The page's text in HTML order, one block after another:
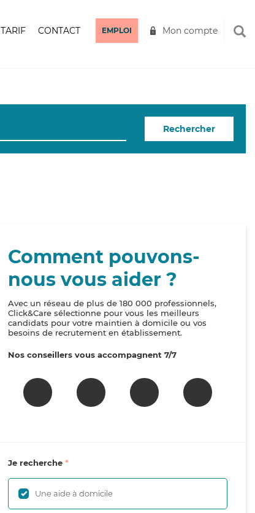
TARIF CONTACT EMPLOI Mon compte
Rechercher
Comment pouvons-
nous vous aider ?
Avec un réseau de plus de 180 000 professionnels,
Click&Care sélectionne pour vous les meilleurs
candidats pour votre maintien à domicile ou vos
besoins de recrutement en établissement.
Nos conseillers vous accompagnent 7/7
Je recherche
Une aide à domicile